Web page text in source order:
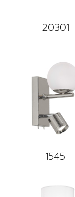
20301
1545